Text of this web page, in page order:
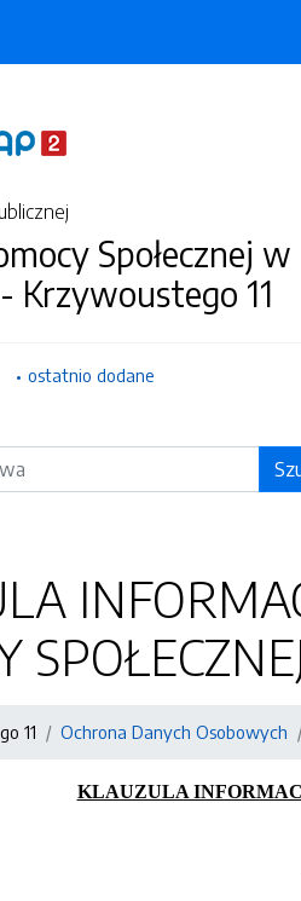
Społecznej w
Krzywoustego 11
ostatnio dodane
11 Ochrona Danych Osobowych
KLAUZULA